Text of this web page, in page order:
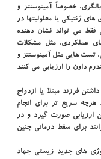
خصوصاً آمینوسنتز و
های ژنتیكی یا معلولیتها در
فقط می تواند نشان دهنده
عملكردی، مثل مشكلات
تست هایی مثل آمینوسنتز و
داون را ارزیابی می كنند
فرزند مبتلا یا ازدواج
هرچه سریع تر برای انجام
ارزیابی صورت گیرد و در
برای سقط درمانی جنین
های جدید زیستی جهاد